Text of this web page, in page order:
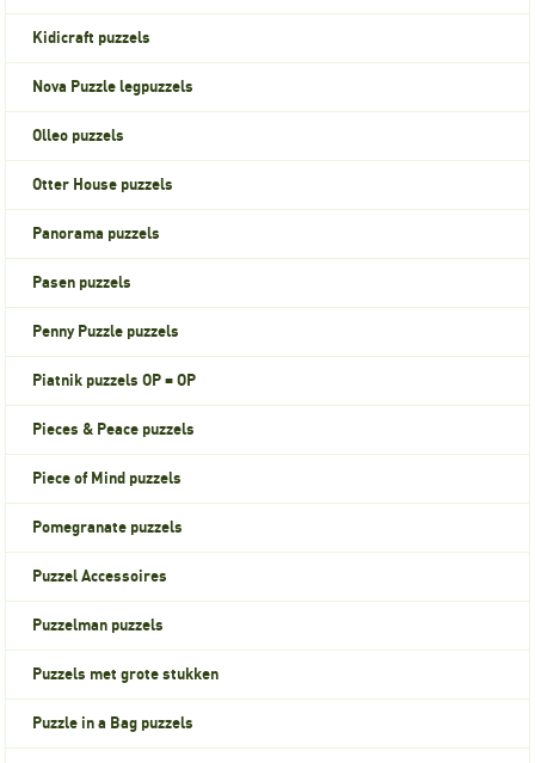
Kidicraft puzzels
Nova Puzzle legpuzzels
Olleo puzzels
Otter House puzzels
Panorama puzzels
Pasen puzzels
Penny Puzzle puzzels
Piatnik puzzels OP = OP
Pieces & Peace puzzels
Piece of Mind puzzels
Pomegranate puzzels
Puzzel Accessoires
Puzzelman puzzels
Puzzels met grote stukken
Puzzle in a Bag puzzels